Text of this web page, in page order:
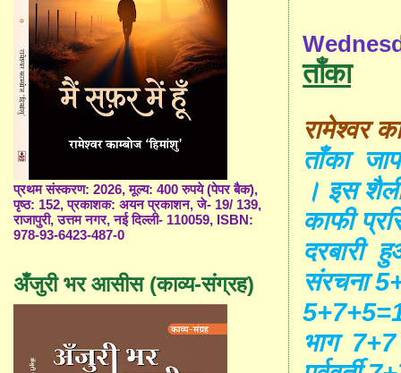
ताँका
रामेश्वर
ताँका
। इस
काफी
दरबारी
संरचना
भाग
प्रथम संस्करण: 2026, मूल्य: 400 रुपये (पेपर बैक),
पृष्ठ: 152, प्रकाशक: अयन प्रकाशन, जे- 19/ 139,
राजापुरी, उत्तम नगर, नई दिल्ली- 110059, ISBN:
978-93-6423-487-0
अँजुरी भर आसीस (काव्य-संग्रह)